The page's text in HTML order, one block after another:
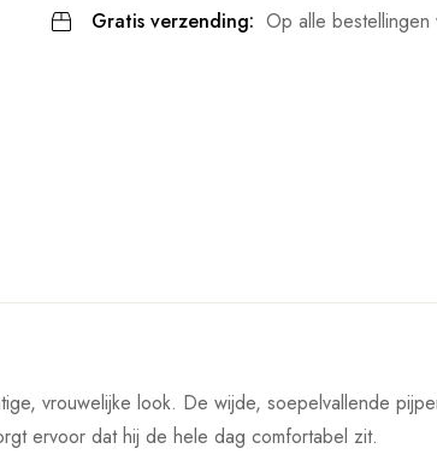
Gratis verzending: Op alle bestellingen
vrouwelijke look. De wijde, soepelvallende
ervoor dat hij de hele dag comfortabel zit.